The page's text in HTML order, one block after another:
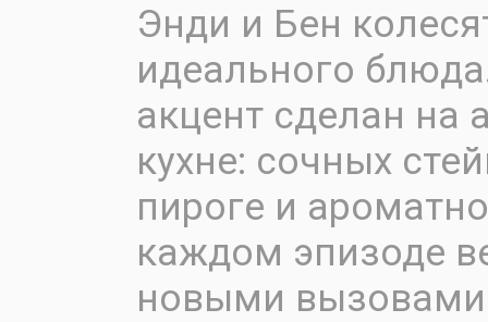
Энди и Бен
идеального
акцент сделан на
кухне: сочных
пироге и
каждом эпизоде
новыми вызовами